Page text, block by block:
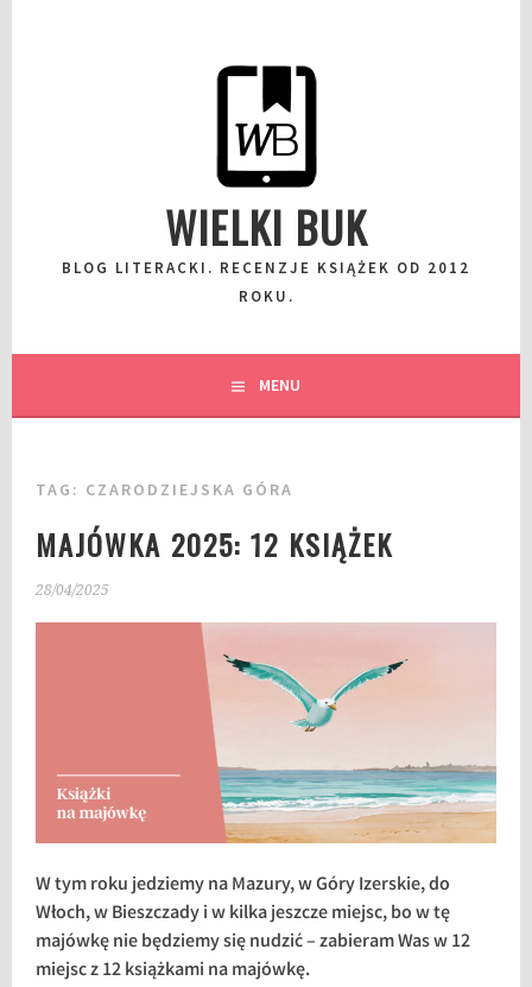
WIELKI BUK
BLOG LITERACKI. RECENZJE KSIĄŻEK OD 2012
ROKU.
MENU
TAG: CZARODZIEJSKA GÓRA
MAJÓWKA 2025: 12 KSIĄŻEK
28/04/2025
W tym roku jedziemy na Mazury, w Góry Izerskie, do
Włoch, w Bieszczady i w kilka jeszcze miejsc, bo w tę
majówkę nie będziemy się nudzić–zabieram Was w 12
miejsc z 12 książkami na majówkę.